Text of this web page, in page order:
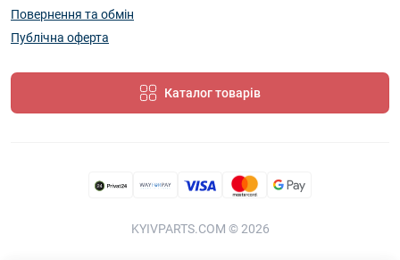
Повернення та обмін
Публічна оферта
Каталог товарів
KYIVPARTS.COM © 2026